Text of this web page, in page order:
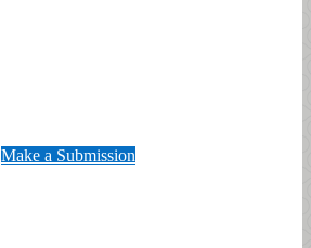
Make a Submission